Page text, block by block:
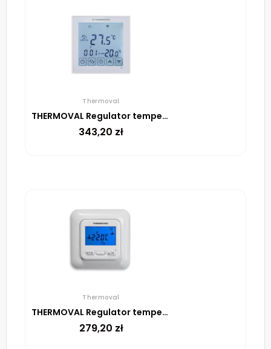
Thermoval
THERMOVAL Regulator temperatury TVT 31 WiFi Biały
343,20 zł
Thermoval
THERMOVAL Regulator temperatury TVT 04 ED Biały
279,20 zł